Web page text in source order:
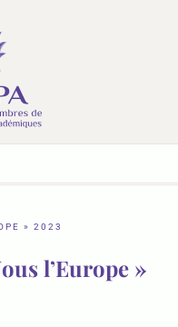
» 2023
l’Europe »